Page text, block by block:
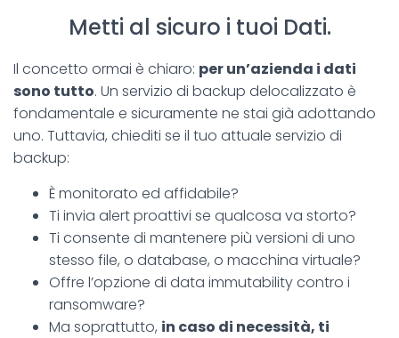
E
Metti al sicuro i tuoi Dati.
Il concetto ormai è chiaro: per un’azienda i dati
sono tutto. Un servizio di backup delocalizzato è
fondamentale e sicuramente ne stai già adottando
uno. Tuttavia, chiediti se il tuo attuale servizio di
backup:
È monitorato ed affidabile?
Ti invia alert proattivi se qualcosa va storto?
Ti consente di mantenere più versioni di uno
stesso file, o database, o macchina virtuale?
Offre l’opzione di data immutability contro i
ransomware?
Ma soprattutto, in caso di necessità, ti